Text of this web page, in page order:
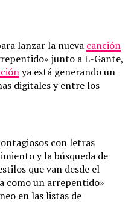
lanzar la nueva canción
junto a L-Gante,
ya está generando un
digitales y entre los
con letras
y la búsqueda de
que van desde el
como un arrepentido»
en las listas de